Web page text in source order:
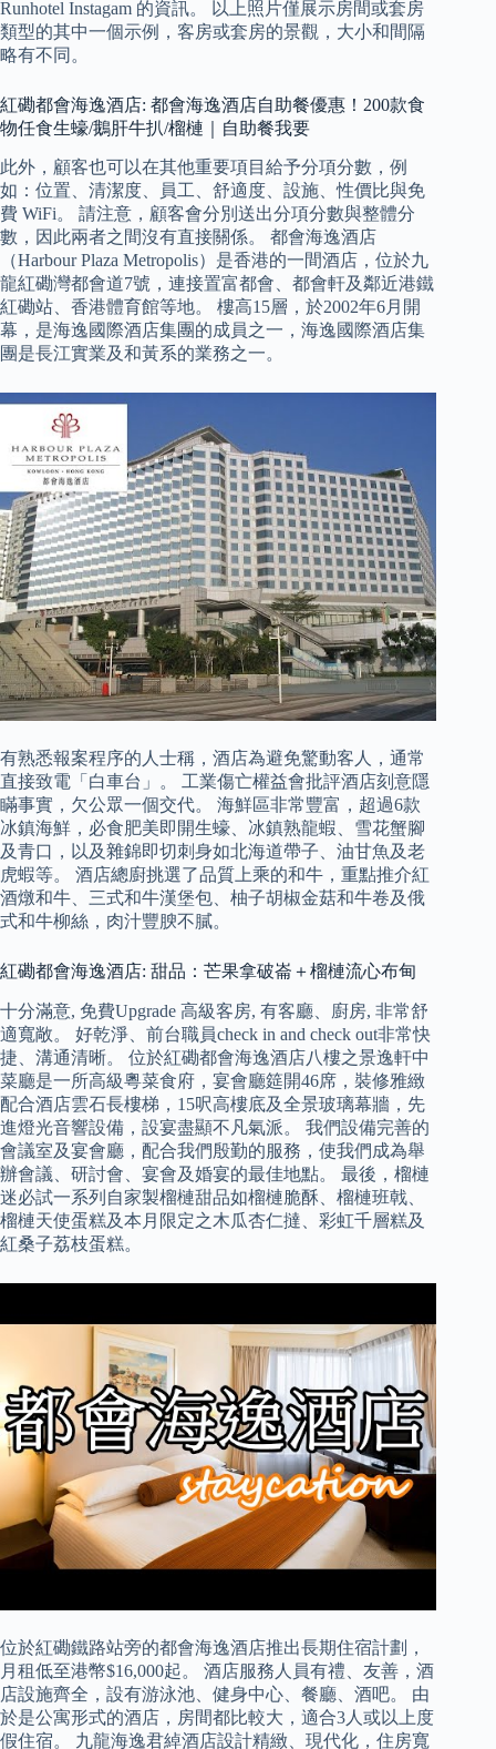
Runhotel Instagam 的資訊。 以上照片僅展示房間或套房
類型的其中一個示例，客房或套房的景觀，大小和間隔
略有不同。
紅磡都會海逸酒店: 都會海逸酒店自助餐優惠！200款食
物任食生蠔/鵝肝牛扒/榴槤｜自助餐我要
此外，顧客也可以在其他重要項目給予分項分數，例
如：位置、清潔度、員工、舒適度、設施、性價比與免
費 WiFi。 請注意，顧客會分別送出分項分數與整體分
數，因此兩者之間沒有直接關係。 都會海逸酒店
（Harbour Plaza Metropolis）是香港的一間酒店，位於九
龍紅磡灣都會道7號，連接置富都會、都會軒及鄰近港鐵
紅磡站、香港體育館等地。 樓高15層，於2002年6月開
幕，是海逸國際酒店集團的成員之一，海逸國際酒店集
團是長江實業及和黃系的業務之一。
有熟悉報案程序的人士稱，酒店為避免驚動客人，通常
直接致電「白車台」。 工業傷亡權益會批評酒店刻意隱
瞞事實，欠公眾一個交代。 海鮮區非常豐富，超過6款
冰鎮海鮮，必食肥美即開生蠔、冰鎮熟龍蝦、雪花蟹腳
及青口，以及雜錦即切刺身如北海道帶子、油甘魚及老
虎蝦等。 酒店總廚挑選了品質上乘的和牛，重點推介紅
酒燉和牛、三式和牛漢堡包、柚子胡椒金菇和牛卷及俄
式和牛柳絲，肉汁豐腴不膩。
紅磡都會海逸酒店: 甜品：芒果拿破崙＋榴槤流心布甸
十分滿意, 免費Upgrade 高級客房, 有客廳、廚房, 非常舒
適寬敞。 好乾淨、前台職員check in and check out非常快
捷、溝通清晰。 位於紅磡都會海逸酒店八樓之景逸軒中
菜廳是一所高級粵菜食府，宴會廳筵開46席，裝修雅緻
配合酒店雲石長樓梯，15呎高樓底及全景玻璃幕牆，先
進燈光音響設備，設宴盡顯不凡氣派。 我們設備完善的
會議室及宴會廳，配合我們殷勤的服務，使我們成為舉
辦會議、研討會、宴會及婚宴的最佳地點。 最後，榴槤
迷必試一系列自家製榴槤甜品如榴槤脆酥、榴槤班戟、
榴槤天使蛋糕及本月限定之木瓜杏仁撻、彩虹千層糕及
紅桑子荔枝蛋糕。
位於紅磡鐵路站旁的都會海逸酒店推出長期住宿計劃，
月租低至港幣$16,000起。 酒店服務人員有禮、友善，酒
店設施齊全，設有游泳池、健身中心、餐廳、酒吧。 由
於是公寓形式的酒店，房間都比較大，適合3人或以上度
假住宿。 九龍海逸君綽酒店設計精緻、現代化，住房寬